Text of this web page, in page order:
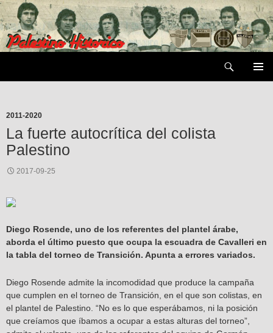
Saltar
al
contenido
2011-2020
La fuerte autocrítica del colista
Palestino
2017-09-25
Diego Rosende, uno de los referentes del plantel árabe,
aborda el último puesto que ocupa la escuadra de Cavalleri en
la tabla del torneo de Transición. Apunta a errores variados.
Diego Rosende admite la incomodidad que produce la campaña
que cumplen en el torneo de Transición, en el que son colistas, en
el plantel de Palestino. “No es lo que esperábamos, ni la posición
que creíamos que íbamos a ocupar a estas alturas del torneo”,